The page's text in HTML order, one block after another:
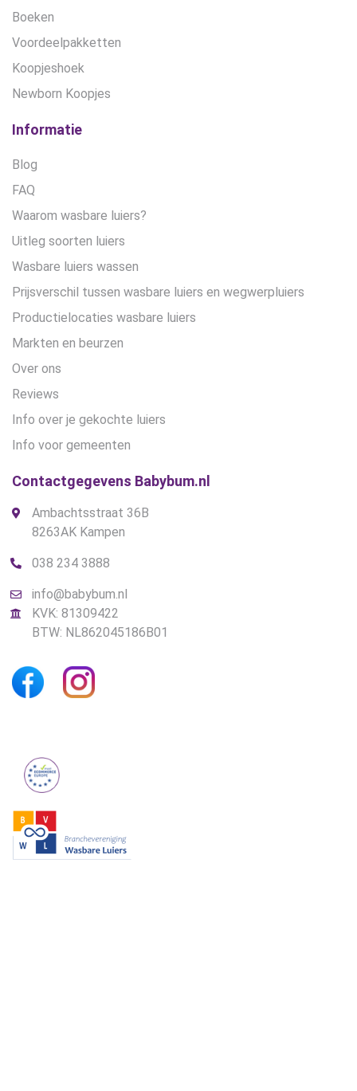
Boeken
Voordeelpakketten
Koopjeshoek
Newborn Koopjes
Informatie
Blog
FAQ
Waarom wasbare luiers?
Uitleg soorten luiers
Wasbare luiers wassen
Prijsverschil tussen wasbare luiers en wegwerpluiers
Productielocaties wasbare luiers
Markten en beurzen
Over ons
Reviews
Info over je gekochte luiers
Info voor gemeenten
Contactgegevens Babybum.nl
Ambachtsstraat 36B
8263AK Kampen
038 234 3888
info@babybum.nl
KVK: 81309422
BTW: NL862045186B01